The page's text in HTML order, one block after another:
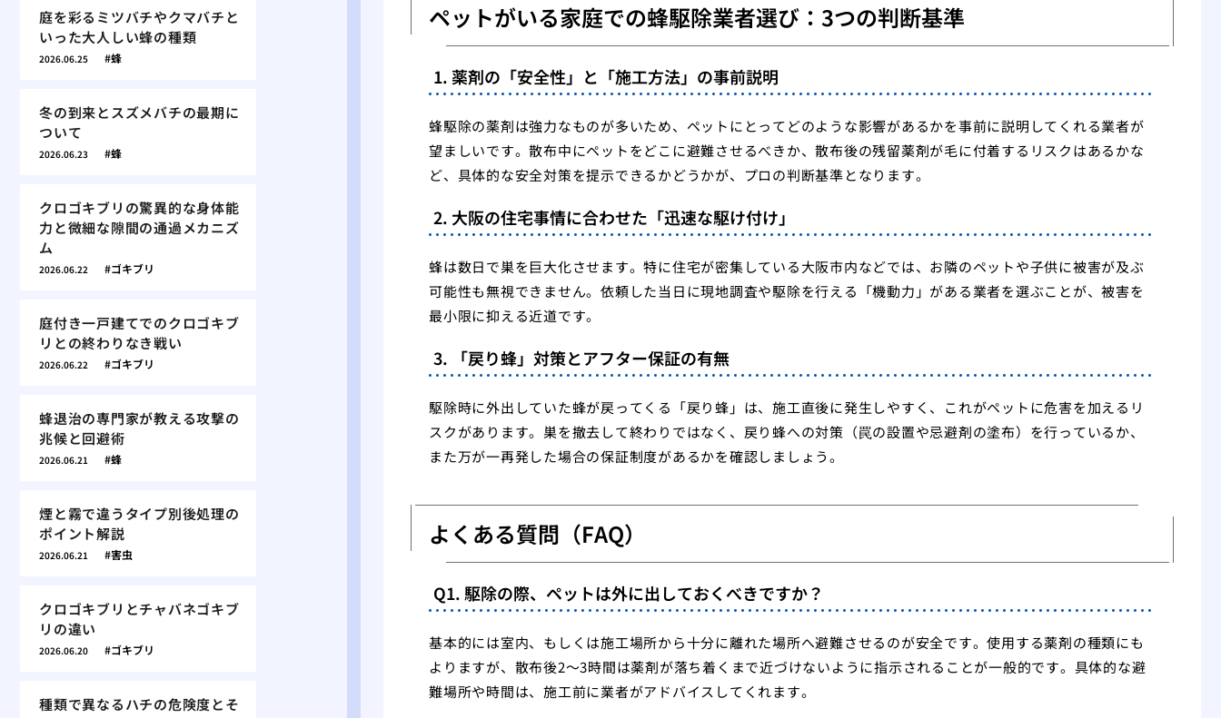
ペットがいる家庭での蜂駆除業者選び：3つの判断基準
1. 薬剤の「安全性」と「施工方法」の事前説明
蜂駆除の薬剤は強力なものが多いため、ペットにとってどのような影響があるかを事前に説明してくれる業者が
望ましいです。散布中にペットをどこに避難させるべきか、散布後の残留薬剤が毛に付着するリスクはあるかな
ど、具体的な安全対策を提示できるかどうかが、プロの判断基準となります。
2. 大阪の住宅事情に合わせた「迅速な駆け付け」
蜂は数日で巣を巨大化させます。特に住宅が密集している大阪市内などでは、お隣のペットや子供に被害が及ぶ
可能性も無視できません。依頼した当日に現地調査や駆除を行える「機動力」がある業者を選ぶことが、被害を
最小限に抑える近道です。
3. 「戻り蜂」対策とアフター保証の有無
駆除時に外出していた蜂が戻ってくる「戻り蜂」は、施工直後に発生しやすく、これがペットに危害を加えるリ
スクがあります。巣を撤去して終わりではなく、戻り蜂への対策（罠の設置や忌避剤の塗布）を行っているか、
また万が一再発した場合の保証制度があるかを確認しましょう。
よくある質問（FAQ）
Q1. 駆除の際、ペットは外に出しておくべきですか？
基本的には室内、もしくは施工場所から十分に離れた場所へ避難させるのが安全です。使用する薬剤の種類にも
よりますが、散布後2〜3時間は薬剤が落ち着くまで近づけないように指示されることが一般的です。具体的な避
難場所や時間は、施工前に業者がアドバイスしてくれます。
庭を彩るミツバチやクマバチと
いった大人しい蜂の種類
2026.06.25 蜂
冬の到来とスズメバチの最期に
ついて
2026.06.23 蜂
クロゴキブリの驚異的な身体能
力と微細な隙間の通過メカニズ
ム
2026.06.22 ゴキブリ
庭付き一戸建てでのクロゴキブ
リとの終わりなき戦い
2026.06.22 ゴキブリ
蜂退治の専門家が教える攻撃の
兆候と回避術
2026.06.21 蜂
煙と霧で違うタイプ別後処理の
ポイント解説
2026.06.21 害虫
クロゴキブリとチャバネゴキブ
リの違い
2026.06.20 ゴキブリ
種類で異なるハチの危険度とそ